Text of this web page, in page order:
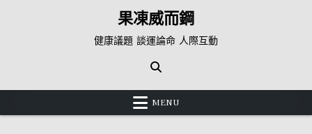
果凍威而鋼
健康議題 談運論命 人際互動
MENU